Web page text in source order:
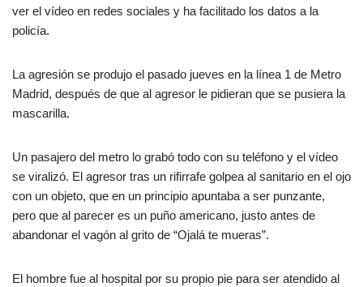
ver el vídeo en redes sociales y ha facilitado los datos a la
policía.
La agresión se produjo el pasado jueves en la línea 1 de Metro
Madrid, después de que al agresor le pidieran que se pusiera la
mascarilla.
Un pasajero del metro lo grabó todo con su teléfono y el vídeo
se viralizó. El agresor tras un rifirrafe golpea al sanitario en el ojo
con un objeto, que en un principio apuntaba a ser punzante,
pero que al parecer es un puño americano, justo antes de
abandonar el vagón al grito de “Ojalá te mueras”.
El hombre fue al hospital por su propio pie para ser atendido al